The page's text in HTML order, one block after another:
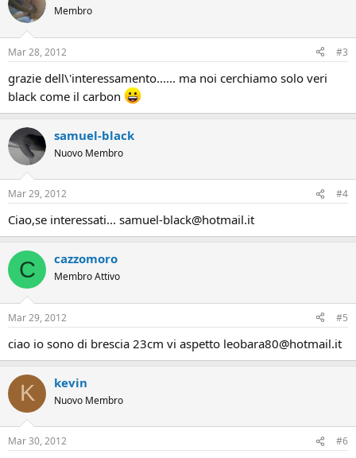
Membro
Mar 28, 2012 #3
grazie dell\'interessamento...... ma noi cerchiamo solo veri
black come il carbon
samuel-black
Nuovo Membro
Mar 29, 2012 #4
Ciao,se interessati... samuel-black@hotmail.it
C cazzomoro
Membro Attivo
Mar 29, 2012 #5
ciao io sono di brescia 23cm vi aspetto leobara80@hotmail.it
K kevin
Nuovo Membro
Mar 30, 2012 #6